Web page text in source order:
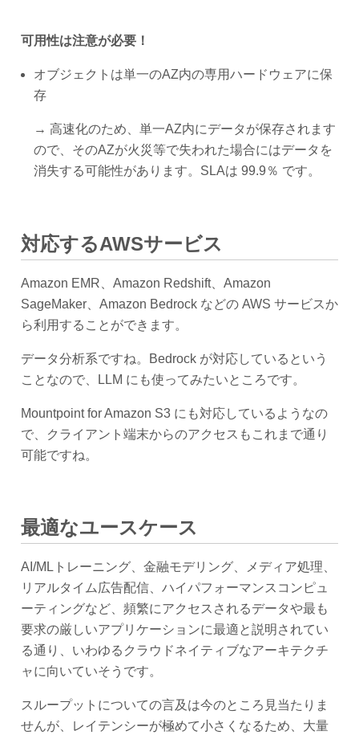
可用性は注意が必要！
オブジェクトは単一のAZ内の専用ハードウェアに保
存
→ 高速化のため、単一AZ内にデータが保存されます
ので、そのAZが火災等で失われた場合にはデータを
消失する可能性があります。SLAは 99.9％ です。
対応するAWSサービス
Amazon EMR、Amazon Redshift、Amazon
SageMaker、Amazon Bedrock などの AWS サービスか
ら利用することができます。
データ分析系ですね。Bedrock が対応しているという
ことなので、LLM にも使ってみたいところです。
Mountpoint for Amazon S3 にも対応しているようなの
で、クライアント端末からのアクセスもこれまで通り
可能ですね。
最適なユースケース
AI/MLトレーニング、金融モデリング、メディア処理、
リアルタイム広告配信、ハイパフォーマンスコンピュ
ーティングなど、頻繁にアクセスされるデータや最も
要求の厳しいアプリケーションに最適と説明されてい
る通り、いわゆるクラウドネイティブなアーキテクチ
ャに向いていそうです。
スループットについての言及は今のところ見当たりま
せんが、レイテンシーが極めて小さくなるため、大量